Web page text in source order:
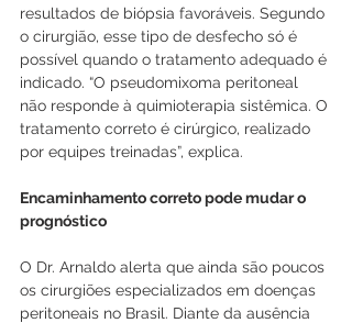
resultados de biópsia favoráveis. Segundo
o cirurgião, esse tipo de desfecho só é
possível quando o tratamento adequado é
indicado. “O pseudomixoma peritoneal
não responde à quimioterapia sistêmica. O
tratamento correto é cirúrgico, realizado
por equipes treinadas”, explica.
Encaminhamento correto pode mudar o
prognóstico
O Dr. Arnaldo alerta que ainda são poucos
os cirurgiões especializados em doenças
peritoneais no Brasil. Diante da ausência